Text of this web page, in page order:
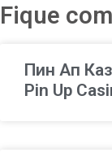
Fique
Пин Ап
Pin Up